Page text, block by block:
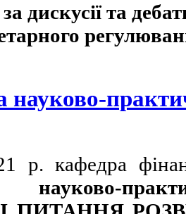
за дискусії та
науково-
р. кафедра
науково-